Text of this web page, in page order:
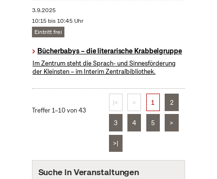
3.9.2025
10:15 bis 10:45 Uhr
Eintritt frei
Bücherbabys – die literarische Krabbelgruppe
Im Zentrum steht die Sprach- und Sinnesförderung
der Kleinsten – im Interim Zentralbibliothek.
Treffer 1–10 von 43
|< < 1 2
3 4 5 >
>|
Suche in Veranstaltungen